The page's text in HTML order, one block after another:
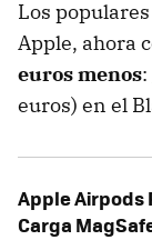
Los
Apple, ahora
euros menos:
euros) en el
Apple Airpods
Carga